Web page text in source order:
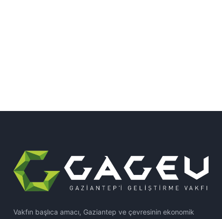
Vakfın başlıca amacı, Gaziantep ve çevresinin ekonomik